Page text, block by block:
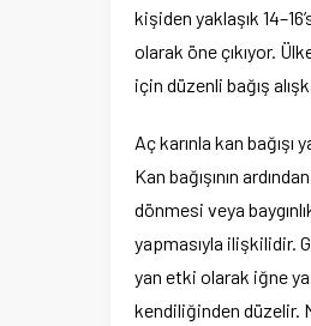
kişiden yaklaşık
olarak öne çıkıyor.
için düzenli bağış
Aç karınla kan bağışı
Kan bağışının
dönmesi veya
yapmasıyla ilişkilidir.
yan etki olarak iğne
kendiliğinden düzelir.